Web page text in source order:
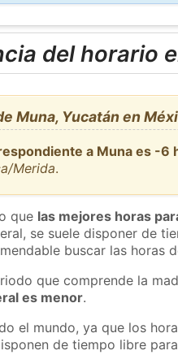
del horario
Muna, Yucatán en
a Muna es -6
Merida.
que las mejores horas
se suele disponer de
buscar las horas
que comprende la
es menor.
el mundo, ya que los
de tiempo libre